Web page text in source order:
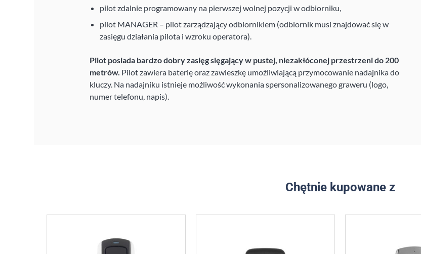
pilot zdalnie programowany na pierwszej wolnej pozycji w odbiorniku,
pilot MANAGER – pilot zarządzający odbiornikiem (odbiornik musi znajdować się w
zasięgu działania pilota i wzroku operatora).
Pilot posiada bardzo dobry zasięg sięgający w pustej, niezakłóconej przestrzeni do 200
metrów. Pilot zawiera baterię oraz zawieszkę umożliwiającą przymocowanie nadajnika do
kluczy. Na nadajniku istnieje możliwość wykonania spersonalizowanego graweru (logo,
numer telefonu, napis).
Chętnie kupowane z